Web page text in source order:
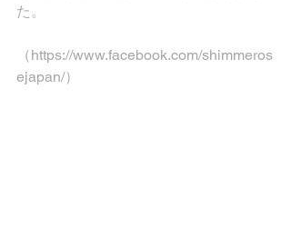
た。
（https://www.facebook.com/shimmeros
ejapan/）